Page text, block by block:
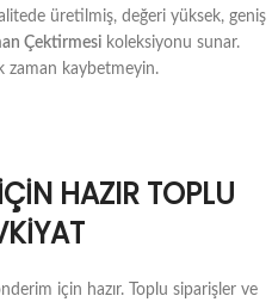
üretilmiş, değeri yüksek, geniş
Çektirmesi koleksiyonu sunar.
zaman kaybetmeyin.
HAZIR TOPLU
için hazır. Toplu siparişler ve